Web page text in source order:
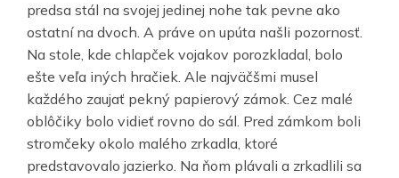
predsa stál na svojej jedinej nohe tak pevne ako
ostatní na dvoch. A práve on upúta našli pozornosť.
Na stole, kde chlapček vojakov porozkladal, bolo
ešte veľa iných hračiek. Ale najväčšmi musel
každého zaujať pekný papierový zámok. Cez malé
oblôčiky bolo vidieť rovno do sál. Pred zámkom boli
stromčeky okolo malého zrkadla, ktoré
predstavovalo jazierko. Na ňom plávali a zrkadlili sa